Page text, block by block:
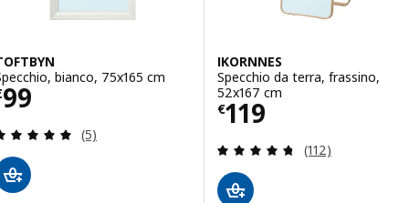
bianco, 75x165 cm
99 € 99
Recensione: 5 fuori da 5 stelle. Totale recensioni:
(5)
IKORNNES
Specchio da terra, frassino,
52x167 cm
€119
Prezzo € 119
Recensione:
(112)